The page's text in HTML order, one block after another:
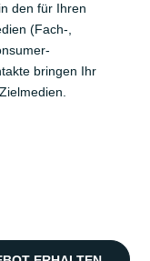
in den für Ihren
(Fach-,
bringen Ihr